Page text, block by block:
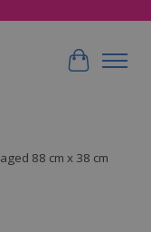
88 cm x 38 cm